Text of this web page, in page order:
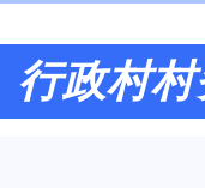
行政村